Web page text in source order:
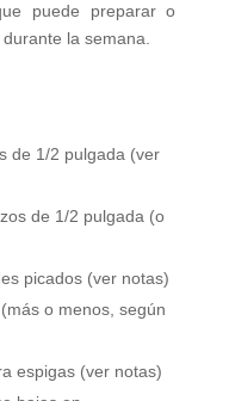
puede preparar o
la semana.
de 1/2 pulgada (ver
de 1/2 pulgada (o
picados (ver notas)
o menos, según
espigas (ver notas)